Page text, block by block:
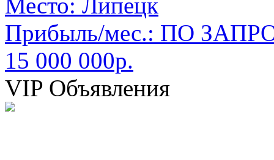
Прибыль/мес.: ПО
15 000 000р.
VIP Объявления